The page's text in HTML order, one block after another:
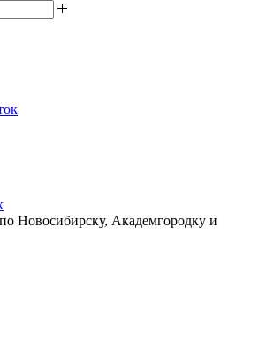
Новосибирску, Академгородку и